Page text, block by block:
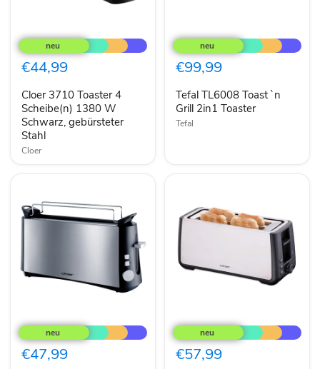
3710
Toaster
4
Scheibe(n)
W
Schwarz,
gebürsteter
Stahl
€44,99
Cloer 3710 Toaster 4
Scheibe(n) 1380 W
Schwarz, gebürsteter
Stahl
Cloer
TL6008
Toast
`n
Grill
Toaster
€99,99
Tefal TL6008 Toast `n
Grill 2in1 Toaster
Tefal
Toaster
3810
Langschlitztoaster
silber
€47,99
Toaster
3579
Doppelschlitztoaster
silber
€57,99